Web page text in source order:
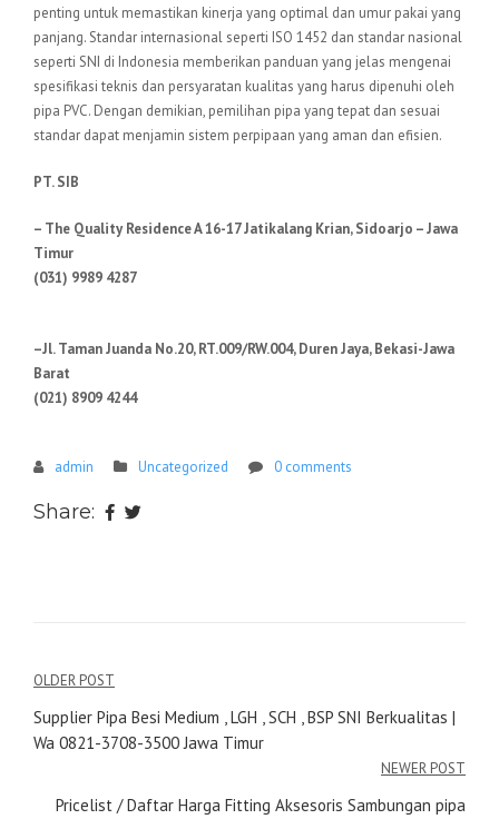
penting untuk memastikan kinerja yang optimal dan umur pakai yang
panjang. Standar internasional seperti ISO 1452 dan standar nasional
seperti SNI di Indonesia memberikan panduan yang jelas mengenai
spesifikasi teknis dan persyaratan kualitas yang harus dipenuhi oleh
pipa PVC. Dengan demikian, pemilihan pipa yang tepat dan sesuai
standar dapat menjamin sistem perpipaan yang aman dan efisien.
PT. SIB
– The Quality Residence A 16-17 Jatikalang Krian, Sidoarjo – Jawa
Timur
(031) 9989 4287
–Jl. Taman Juanda No.20, RT.009/RW.004, Duren Jaya, Bekasi-Jawa
Barat
(021) 8909 4244
admin Uncategorized 0 comments
Share:
Navigasi
pos
OLDER POST
Supplier Pipa Besi Medium , LGH , SCH , BSP SNI Berkualitas |
Wa 0821-3708-3500 Jawa Timur
NEWER POST
Pricelist / Daftar Harga Fitting Aksesoris Sambungan pipa